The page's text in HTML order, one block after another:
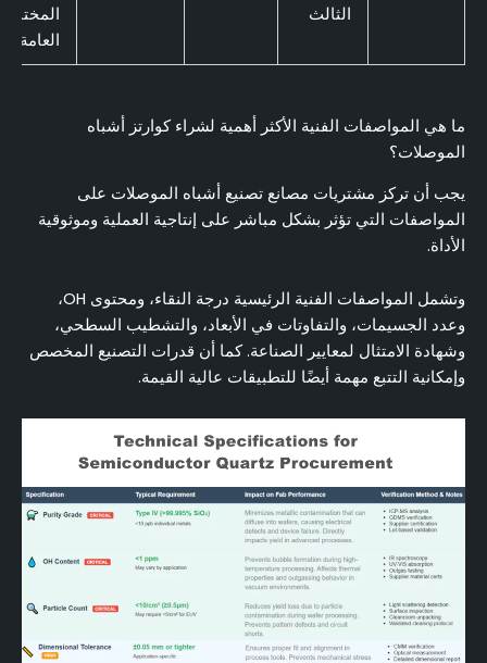
الثالث
المختبر
العامة
ما هي المواصفات الفنية الأكثر أهمية لشراء كوارتز أشباه
الموصلات؟
يجب أن تركز مشتريات مصانع تصنيع أشباه الموصلات على
المواصفات التي تؤثر بشكل مباشر على إنتاجية العملية وموثوقية
الأداة.
وتشمل المواصفات الفنية الرئيسية درجة النقاء، ومحتوى OH،
وعدد الجسيمات، والتفاوتات في الأبعاد، والتشطيب السطحي،
وشهادة الامتثال لمعايير الصناعة. كما أن قدرات التصنيع المخصص
وإمكانية التتبع مهمة أيضًا للتطبيقات عالية القيمة.